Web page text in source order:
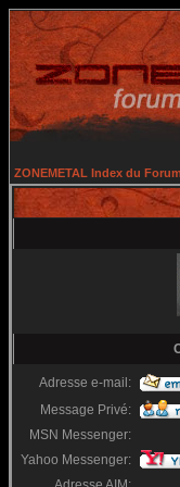
ZONEMETAL Index du Forum
Adresse e-mail:
Message Privé:
MSN Messenger:
Yahoo Messenger: